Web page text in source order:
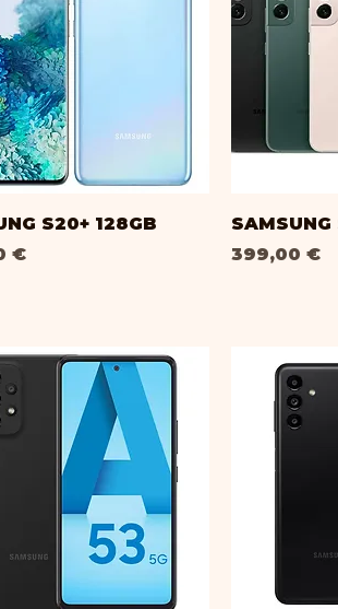
S20+ 128GB
€
SAMSUNG
Prix
399,00 €